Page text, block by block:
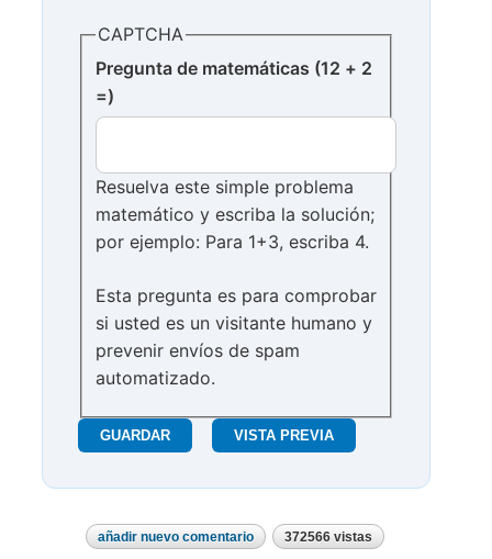
CAPTCHA
Pregunta de matemáticas (12 + 2
=)
Resuelva este simple problema
matemático y escriba la solución;
por ejemplo: Para 1+3, escriba 4.
Esta pregunta es para comprobar
si usted es un visitante humano y
prevenir envíos de spam
automatizado.
añadir nuevo comentario 372566 vistas